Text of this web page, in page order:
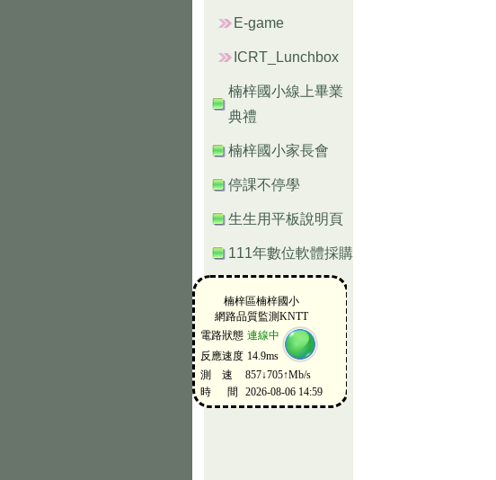
E-game
ICRT_Lunchbox
楠梓國小線上畢業
典禮
楠梓國小家長會
停課不停學
生生用平板說明頁
111年數位軟體採購